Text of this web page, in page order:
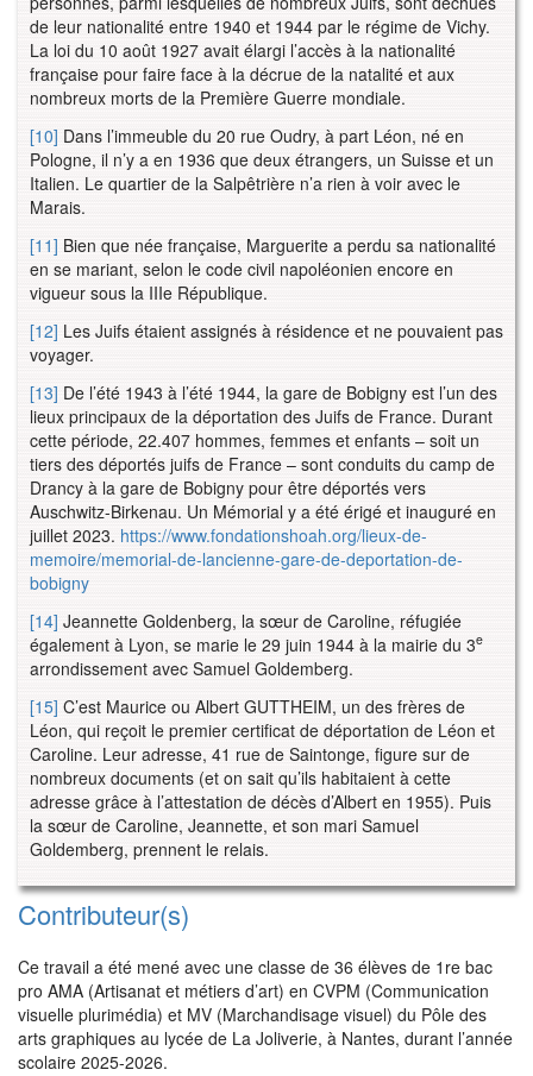
de leur nationalité entre 1940 et 1944 par le régime de Vichy.
La loi du 10 août 1927 avait élargi l’accès à la nationalité
française pour faire face à la décrue de la natalité et aux
nombreux morts de la Première Guerre mondiale.
[10] Dans l’immeuble du 20 rue Oudry, à part Léon, né en
Pologne, il n’y a en 1936 que deux étrangers, un Suisse et un
Italien. Le quartier de la Salpêtrière n’a rien à voir avec le
Marais.
[11] Bien que née française, Marguerite a perdu sa nationalité
en se mariant, selon le code civil napoléonien encore en
vigueur sous la IIIe République.
[12] Les Juifs étaient assignés à résidence et ne pouvaient pas
voyager.
[13] De l’été 1943 à l’été 1944, la gare de Bobigny est l’un des
lieux principaux de la déportation des Juifs de France. Durant
cette période, 22.407 hommes, femmes et enfants – soit un
tiers des déportés juifs de France – sont conduits du camp de
Drancy à la gare de Bobigny pour être déportés vers
Auschwitz-Birkenau. Un Mémorial y a été érigé et inauguré en
juillet 2023. https://www.fondationshoah.org/lieux-de-
memoire/memorial-de-lancienne-gare-de-deportation-de-
bobigny
[14] Jeannette Goldenberg, la sœur de Caroline, réfugiée
également à Lyon, se marie le 29 juin 1944 à la mairie du 3e
arrondissement avec Samuel Goldemberg.
[15] C’est Maurice ou Albert GUTTHEIM, un des frères de
Léon, qui reçoit le premier certificat de déportation de Léon et
Caroline. Leur adresse, 41 rue de Saintonge, figure sur de
nombreux documents (et on sait qu’ils habitaient à cette
adresse grâce à l’attestation de décès d’Albert en 1955). Puis
la sœur de Caroline, Jeannette, et son mari Samuel
Goldemberg, prennent le relais.
Contributeur(s)
Ce travail a été mené avec une classe de 36 élèves de 1re bac
pro AMA (Artisanat et métiers d’art) en CVPM (Communication
visuelle plurimédia) et MV (Marchandisage visuel) du Pôle des
arts graphiques au lycée de La Joliverie, à Nantes, durant l’année
scolaire 2025-2026.